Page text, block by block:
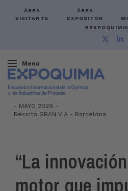
ÁREA
VISITANTE
ÁREA
EXPOSITOR
Menú
- MAYO 2029 -
Recinto GRAN VIA - Barcelona
“La
motor que